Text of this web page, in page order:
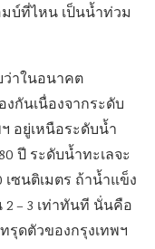
บ์ที่ไหน เป็นน้ำท่วม
าในอนาคต
กันเนื่องจากระดับ
อยู่เหนือระดับน้ำ
ปี ระดับน้ำทะเลจะ
เซนติเมตร ถ้าน้ำแข็ง
– 3 เท่าทันที นั่นคือ
รุดตัวของกรุงเทพฯ